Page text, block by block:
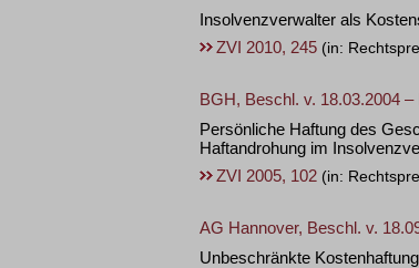
Insolvenzverwalter als
ZVI 2010, 245 (in:
BGH, Beschl. v. 18.03.2004 –
Persönliche Haftung des
Haftandrohung im
ZVI 2005, 102 (in:
AG Hannover, Beschl. v.
Unbeschränkte